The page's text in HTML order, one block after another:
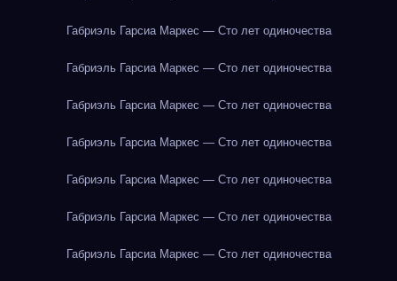
Габриэль Гарсиа Маркес — Сто лет одиночества
Габриэль Гарсиа Маркес — Сто лет одиночества
Габриэль Гарсиа Маркес — Сто лет одиночества
Габриэль Гарсиа Маркес — Сто лет одиночества
Габриэль Гарсиа Маркес — Сто лет одиночества
Габриэль Гарсиа Маркес — Сто лет одиночества
Габриэль Гарсиа Маркес — Сто лет одиночества